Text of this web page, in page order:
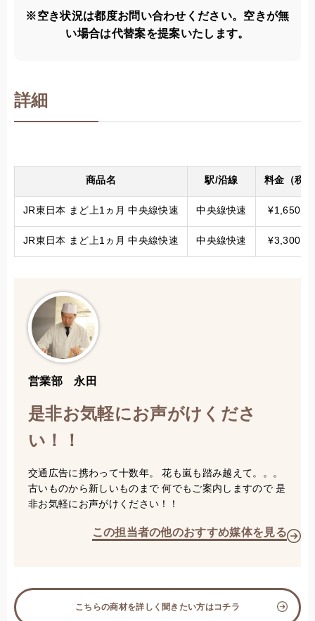
※空き状況は都度お問い合わせください。空きが無
い場合は代替案を提案いたします。
詳細
商品名 駅/沿線 料金（税
JR東日本 まど上1ヵ月 中央線快速 中央線快速
JR東日本 まど上1ヵ月 中央線快速 中央線快速
営業部 永田
是非お気軽にお声がけくださ
い！！
交通広告に携わって十数年。 花も嵐も踏み越えて。。。
古いものから新しいものまで 何でもご案内しますので 是
非お気軽にお声がけください！！
この担当者の他のおすすめ媒体を見る
こちらの商材を詳しく聞きたい方はコチラ